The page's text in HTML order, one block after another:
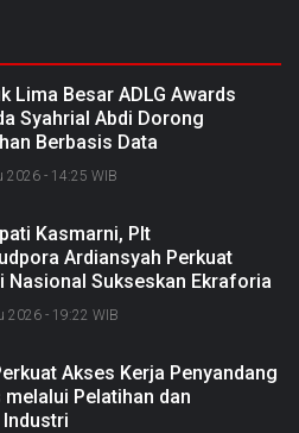
Lima Besar ADLG Awards
Syahrial Abdi Dorong
Berbasis Data
2026 - 14:25 WIB
Kasmarni, Plt
Ardiansyah Perkuat
Nasional Sukseskan Ekraforia
Bengkalis sebagai
Kreatif
2026 - 19:22 WIB
Akses Kerja Penyandang
Pelatihan dan